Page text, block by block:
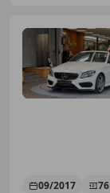
09/2017